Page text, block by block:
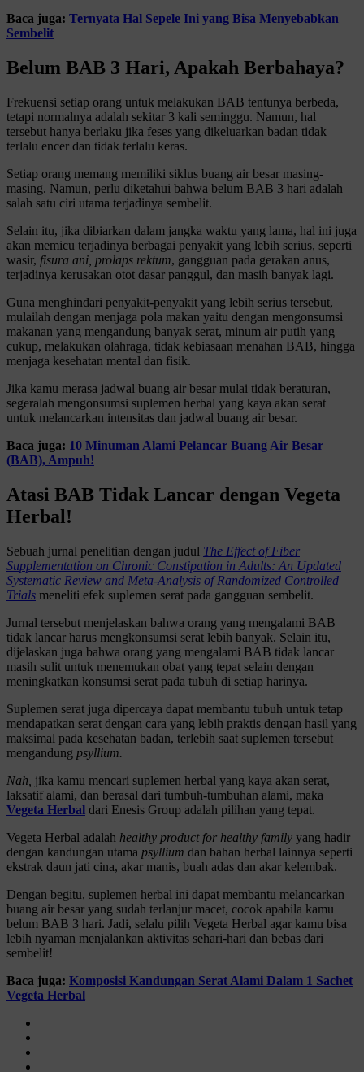
Baca juga: Ternyata Hal Sepele Ini yang Bisa Menyebabkan
Sembelit
Belum BAB 3 Hari, Apakah Berbahaya?
Frekuensi setiap orang untuk melakukan BAB tentunya berbeda,
tetapi normalnya adalah sekitar 3 kali seminggu. Namun, hal
tersebut hanya berlaku jika feses yang dikeluarkan badan tidak
terlalu encer dan tidak terlalu keras.
Setiap orang memang memiliki siklus buang air besar masing-
masing. Namun, perlu diketahui bahwa belum BAB 3 hari adalah
salah satu ciri utama terjadinya sembelit.
Selain itu, jika dibiarkan dalam jangka waktu yang lama, hal ini juga
akan memicu terjadinya berbagai penyakit yang lebih serius, seperti
wasir, fisura ani, prolaps rektum, gangguan pada gerakan anus,
terjadinya kerusakan otot dasar panggul, dan masih banyak lagi.
Guna menghindari penyakit-penyakit yang lebih serius tersebut,
mulailah dengan menjaga pola makan yaitu dengan mengonsumsi
makanan yang mengandung banyak serat, minum air putih yang
cukup, melakukan olahraga, tidak kebiasaan menahan BAB, hingga
menjaga kesehatan mental dan fisik.
Jika kamu merasa jadwal buang air besar mulai tidak beraturan,
segeralah mengonsumsi suplemen herbal yang kaya akan serat
untuk melancarkan intensitas dan jadwal buang air besar.
Baca juga: 10 Minuman Alami Pelancar Buang Air Besar
(BAB), Ampuh!
Atasi BAB Tidak Lancar dengan Vegeta
Herbal!
Sebuah jurnal penelitian dengan judul The Effect of Fiber
Supplementation on Chronic Constipation in Adults: An Updated
Systematic Review and Meta-Analysis of Randomized Controlled
Trials meneliti efek suplemen serat pada gangguan sembelit.
Jurnal tersebut menjelaskan bahwa orang yang mengalami BAB
tidak lancar harus mengkonsumsi serat lebih banyak. Selain itu,
dijelaskan juga bahwa orang yang mengalami BAB tidak lancar
masih sulit untuk menemukan obat yang tepat selain dengan
meningkatkan konsumsi serat pada tubuh di setiap harinya.
Suplemen serat juga dipercaya dapat membantu tubuh untuk tetap
mendapatkan serat dengan cara yang lebih praktis dengan hasil yang
maksimal pada kesehatan badan, terlebih saat suplemen tersebut
mengandung psyllium.
Nah, jika kamu mencari suplemen herbal yang kaya akan serat,
laksatif alami, dan berasal dari tumbuh-tumbuhan alami, maka
Vegeta Herbal dari Enesis Group adalah pilihan yang tepat.
Vegeta Herbal adalah healthy product for healthy family yang hadir
dengan kandungan utama psyllium dan bahan herbal lainnya seperti
ekstrak daun jati cina, akar manis, buah adas dan akar kelembak.
Dengan begitu, suplemen herbal ini dapat membantu melancarkan
buang air besar yang sudah terlanjur macet, cocok apabila kamu
belum BAB 3 hari. Jadi, selalu pilih Vegeta Herbal agar kamu bisa
lebih nyaman menjalankan aktivitas sehari-hari dan bebas dari
sembelit!
Baca juga: Komposisi Kandungan Serat Alami Dalam 1 Sachet
Vegeta Herbal